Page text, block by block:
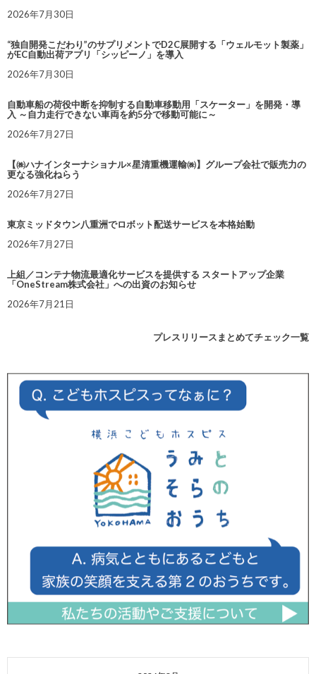
2026年7月30日
“独自開発こだわり”のサプリメントでD2C展開する「ウェルモット製薬」
がEC自動出荷アプリ「シッピーノ」を導入
2026年7月30日
自動車船の荷役中断を抑制する自動車移動用「スケーター」を開発・導
入 ～自力走行できない車両を約5分で移動可能に～
2026年7月27日
【㈱ハナインターナショナル×星清重機運輸㈱】グループ会社で販売力の
更なる強化ねらう
2026年7月27日
東京ミッドタウン八重洲でロボット配送サービスを本格始動
2026年7月27日
上組／コンテナ物流最適化サービスを提供する スタートアップ企業
「OneStream株式会社」への出資のお知らせ
2026年7月21日
プレスリリースまとめてチェック一覧